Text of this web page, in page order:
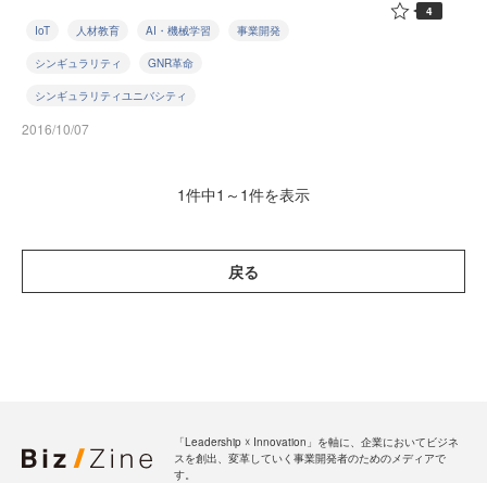
IoT 人材教育 AI・機械学習 事業開発
シンギュラリティ GNR革命
シンギュラリティユニバシティ
2016/10/07
4
1件中1～1件を表示
戻る
「Leadership ☓ Innovation」を軸に、企業においてビジネ
スを創出、変革していく事業開発者のためのメディアで
す。